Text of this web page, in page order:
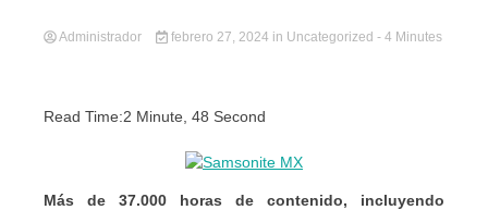
Administrador febrero 27, 2024 in Uncategorized - 4 Minutes
Read Time:2 Minute, 48 Second
Más de 37.000 horas de contenido, incluyendo